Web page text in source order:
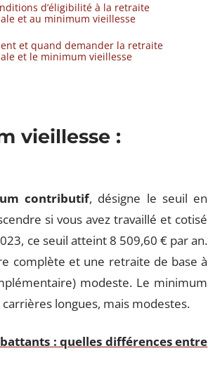
d’éligibilité à la retraite
et au minimum vieillesse
et quand demander la retraite
et le minimum vieillesse
vieillesse :
contributif, désigne le seuil en
si vous avez travaillé et cotisé
ce seuil atteint 8 509,60 € par an.
complète et une retraite de base à
modeste. Le minimum
longues, mais modestes.
: quelles différences entre